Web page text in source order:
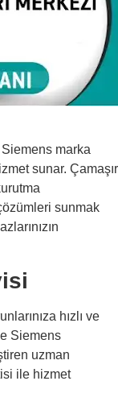
Siemens marka
sunar. Çamaşır
sunmak
hızlı ve
Siemens
uzman
ile hizmet